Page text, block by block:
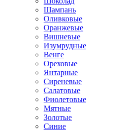
Шампань
Оливковые
Оранжевые
Вишневые
Изумрудные
Венге
Ореховые
Янтарные
Сиреневые
Салатовые
Фиолетовые
Мятные
Золотые
Синие